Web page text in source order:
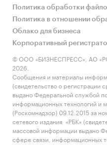
возможность найти
по лучшей цене.
Сегодня в мире
*** маркетплейсов с
превышающей ***
и логистических
организаций и IT-
Крупные площадки
рыночная стоимость,
десятки миллиардов
Политика обработки
Политика в отношении
Облако для бизнеса
Корпоративный
© ООО «БИЗНЕСПРЕСС», АО
2026.
Сообщения и материалы
(свидетельство о регистрации
выдано Федеральной службой
информационных технологий и
(Роскомнадзор) 09.12.2015 за
сетевого издания «РБК»
массовой информации выдано
сфере связи, информационных